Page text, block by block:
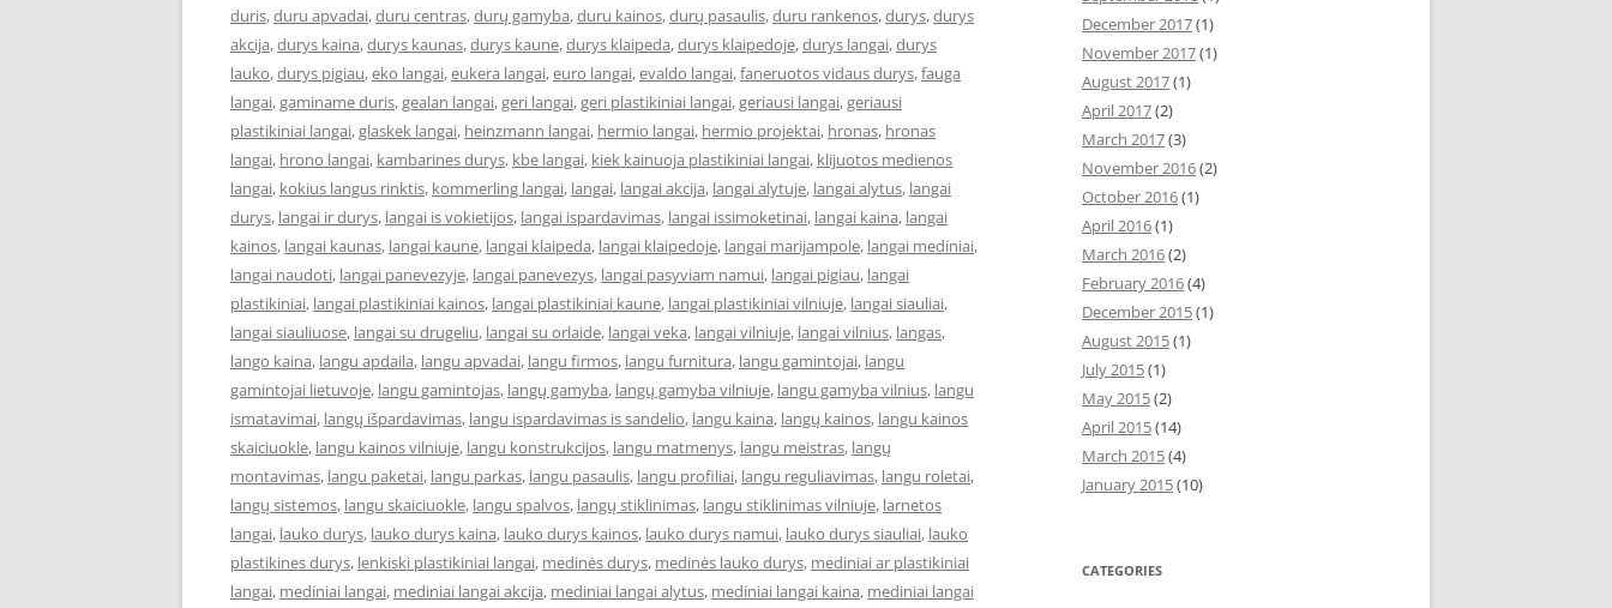
duris,duru apvadai,duru centras,durų gamyba,duru kainos,durų pasaulis,duru rankenos,durys,durys
akcija,durys kaina,durys kaunas,durys kaune,durys klaipeda,durys klaipedoje,durys langai,durys
lauko,durys pigiau,eko langai,eukera langai,euro langai,evaldo langai,faneruotos vidaus durys,fauga
langai,gaminame duris,gealan langai,geri langai,geri plastikiniai langai,geriausi langai,geriausi
plastikiniai langai,glaskek langai, heinzmann langai, hermio langai, hermio projektai, hronas, hronas
langai, hrono langai, kambarines durys, kbe langai, kiek kainuoja plastikiniai langai, klijuotos medienos
langai, kokius langus rinktis, kommerling langai, langai, langai akcija, langai alytuje, langai alytus, langai
durys, langai ir durys, langai is vokietijos, langai ispardavimas, langai issimoketinai, langai kaina, langai
kainos, langai kaunas, langai kaune, langai klaipeda, langai klaipedoje, langai marijampole, langai mediniai,
langai naudoti, langai panevezyje, langai panevezys, langai pasyviam namui, langai pigiau, langai
plastikiniai, langai plastikiniai kainos, langai plastikiniai kaune, langai plastikiniai vilniuje, langai siauliai,
langai siauliuose, langai su drugeliu, langai su orlaide, langai veka, langai vilniuje, langai vilnius, langas,
lango kaina, langu apdaila, langu apvadai, langu firmos, langu furnitura, langu gamintojai, langu
gamintojai lietuvoje, langu gamintojas, langų gamyba, langų gamyba vilniuje, langu gamyba vilnius, langu
ismatavimai, langų išpardavimas, langu ispardavimas is sandelio, langu kaina, langų kainos, langu kainos
skaiciuokle, langu kainos vilniuje, langu konstrukcijos, langu matmenys, langu meistras, langų
montavimas, langu paketai, langu parkas, langu pasaulis, langu profiliai, langu reguliavimas, langu roletai,
langų sistemos, langu skaiciuokle, langu spalvos, langų stiklinimas, langu stiklinimas vilniuje, larnetos
langai, lauko durys, lauko durys kaina, lauko durys kainos, lauko durys namui, lauko durys siauliai, lauko
plastikines durys, lenkiski plastikiniai langai, medinės durys, medinės lauko durys, mediniai ar plastikiniai
langai, mediniai langai, mediniai langai akcija, mediniai langai alytus, mediniai langai kaina, mediniai langai
December 2017(1)
November 2017(1)
August 2017(1)
April 2017(2)
March 2017(3)
November 2016(2)
October 2016(1)
April 2016(1)
March 2016(2)
February 2016(4)
December 2015(1)
August 2015(1)
July 2015(1)
May 2015(2)
April 2015(14)
March 2015(4)
January 2015(10)
CATEGORIES